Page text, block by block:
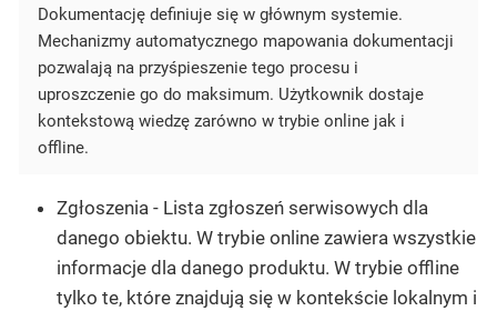
Dokumentację definiuje się w głównym systemie.
Mechanizmy automatycznego mapowania dokumentacji
pozwalają na przyśpieszenie tego procesu i
uproszczenie go do maksimum. Użytkownik dostaje
kontekstową wiedzę zarówno w trybie online jak i
offline.
Zgłoszenia - Lista zgłoszeń serwisowych dla
danego obiektu. W trybie online zawiera wszystkie
informacje dla danego produktu. W trybie offline
tylko te, które znajdują się w kontekście lokalnym i